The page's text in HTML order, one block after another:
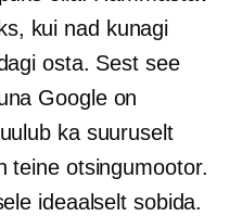
kui nad kunagi
osta. Sest see
Google on
ka suuruselt
teine ​​​​otsingumootor.
ideaalselt sobida.